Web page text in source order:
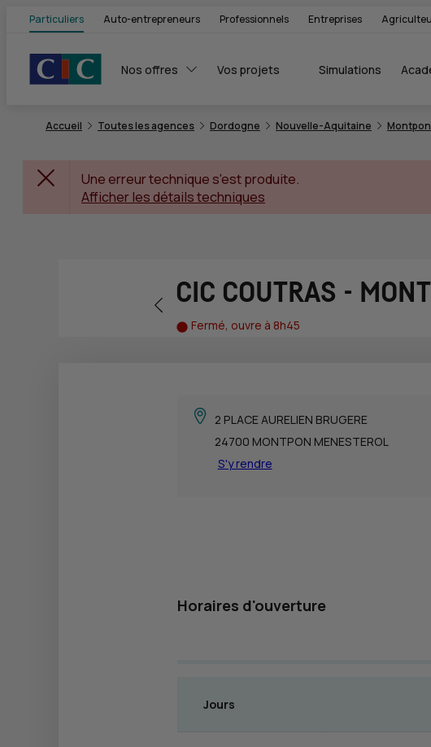
Particuliers Auto-entrepreneurs Professionnels Entreprises
Nos offres Vos projets Simulations
Accueil Toutes les agences Dordogne Nouvelle-Aquitaine
Une erreur technique s'est produite.
Afficher les détails techniques
Retour vers la page précédente
CIC COUTRAS -
Fermé, ouvre à 8h45
2 PLACE AURELIEN BRUGERE
24700 MONTPON MENESTEROL
S'y rendre
Horaires d'ouverture
Jours